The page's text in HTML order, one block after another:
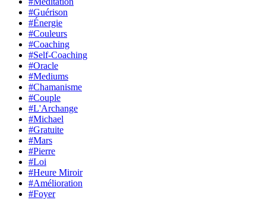
#Guérison
#Énergie
#Couleurs
#Coaching
#Self-Coaching
#Oracle
#Mediums
#Chamanisme
#Couple
#L'Archange
#Michael
#Gratuite
#Mars
#Pierre
#Loi
#Heure Miroir
#Amélioration
#Foyer